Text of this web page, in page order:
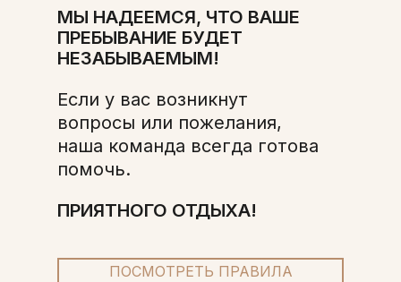
Если у вас возникнут
вопросы или пожелания,
наша команда всегда готова
помочь.
ПРИЯТНОГО ОТДЫХА!
МЫ НАДЕЕМСЯ, ЧТО ВАШЕ
ПРЕБЫВАНИЕ БУДЕТ
НЕЗАБЫВАЕМЫМ!
ПОСМОТРЕТЬ ПРАВИЛА